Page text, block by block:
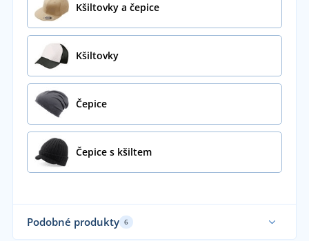
Kšiltovky a čepice
Kšiltovky
Čepice
Čepice s kšiltem
Podobné produkty 6